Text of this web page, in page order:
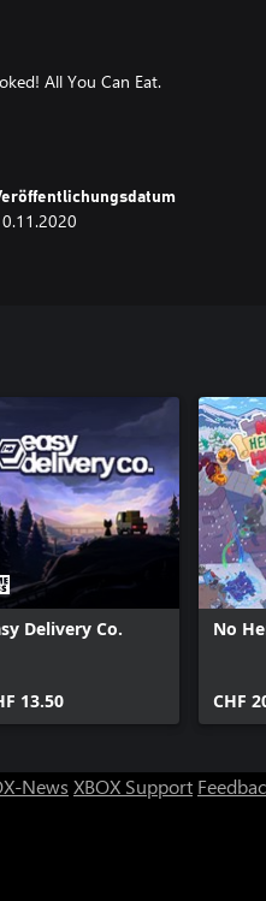
All You Can Eat.
Optionen, um das Spiel
länger und Level können
möglich mitkochen
sind auch für Spieler mit
Can Eat ein Festmahl
Delivery Co.
13.50
No
CHF
News XBOX Support